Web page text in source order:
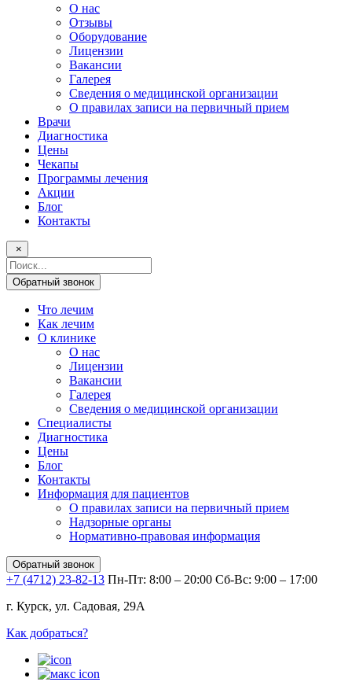
О нас
Отзывы
Оборудование
Лицензии
Вакансии
Галерея
Сведения о медицинской организации
О правилах записи на первичный прием
Врачи
Диагностика
Цены
Чекапы
Программы лечения
Акции
Блог
Контакты
×
Поисковый
запрос
Обратный звонок
Что лечим
Как лечим
О клинике
О нас
Лицензии
Вакансии
Галерея
Сведения о медицинской организации
Специалисты
Диагностика
Цены
Блог
Контакты
Информация для пациентов
О правилах записи на первичный прием
Надзорные органы
Нормативно-правовая информация
Обратный звонок
+7 (4712) 23-82-13 Пн-Пт: 8:00 – 20:00 Сб-Вс: 9:00 – 17:00
г. Курск, ул. Садовая, 29А
Как добраться?